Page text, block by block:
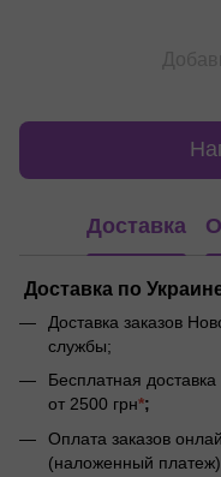
Доставка
Доставка по
Доставка заказов
службы;
Бесплатная
от 2500 грн*;
Оплата заказов
(наложенный платеж)